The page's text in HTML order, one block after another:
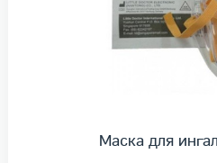
Маска для